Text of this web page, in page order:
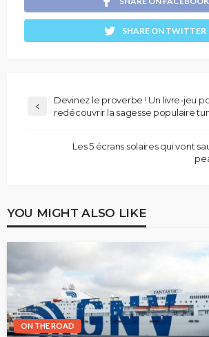
SHARE ON TWITTER
Devinez le proverbe ! Un livre-jeu
redécouvrir la sagesse populaire
Les 5 écrans solaires qui vont
YOU MIGHT ALSO LIKE
ON THE ROAD